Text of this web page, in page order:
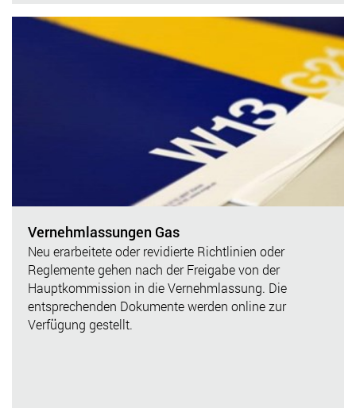
Vernehmlassungen Gas
Neu erarbeitete oder revidierte Richtlinien oder
Reglemente gehen nach der Freigabe von der
Hauptkommission in die Vernehmlassung. Die
entsprechenden Dokumente werden online zur
Verfügung gestellt.